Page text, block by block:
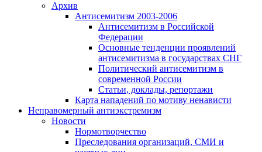
Архив
Антисемитизм 2003-2006
Антисемитизм в Российской
Федерации
Основные тенденции проявлений
антисемитизма в государствах СНГ
Политический антисемитизм в
современной России
Статьи, доклады, репортажи
Карта нападений по мотиву ненависти
Неправомерный антиэкстремизм
Новости
Нормотворчество
Преследования организаций, СМИ и